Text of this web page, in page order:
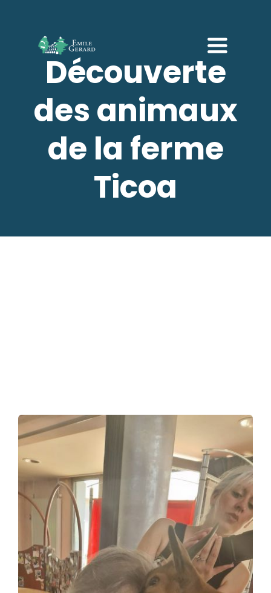
Toggle
Notre établissement
Découverte
des animaux
de la ferme
Ticoa